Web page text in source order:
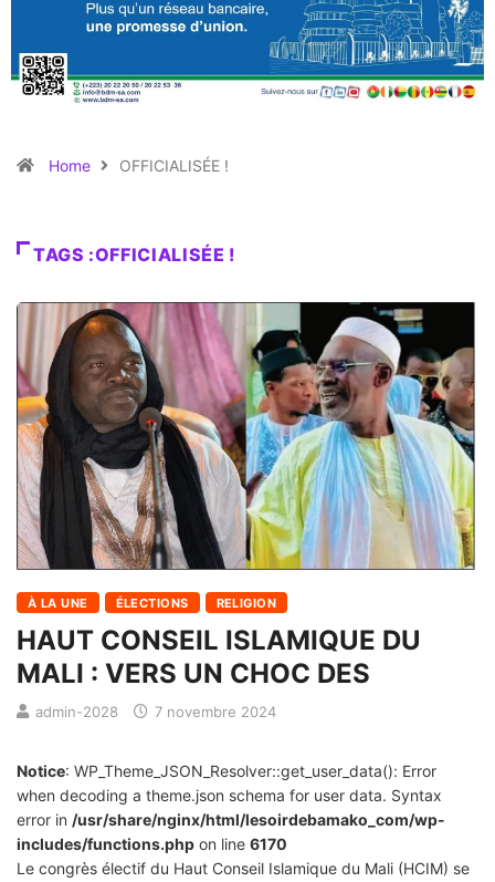
Home OFFICIALISÉE !
TAGS :OFFICIALISÉE !
À LA UNE ÉLECTIONS RELIGION
HAUT CONSEIL ISLAMIQUE DU
MALI : VERS UN CHOC DES
admin-2028 7 novembre 2024
Notice: WP_Theme_JSON_Resolver::get_user_data(): Error
when decoding a theme.json schema for user data. Syntax
error in /usr/share/nginx/html/lesoirdebamako_com/wp-
includes/functions.php on line 6170
Le congrès électif du Haut Conseil Islamique du Mali (HCIM) se